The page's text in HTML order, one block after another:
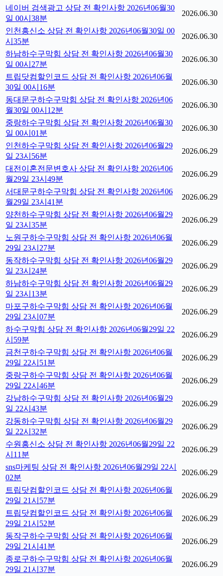
네이버 검색광고 상담 전 확인사항 2026년06월30
일 00시38분
2026.06.30
인천흥신소 상담 전 확인사항 2026년06월30일 00
시35분
2026.06.30
하남하수구막힘 상담 전 확인사항 2026년06월30
일 00시27분
2026.06.30
트립닷컴할인코드 상담 전 확인사항 2026년06월
30일 00시16분
2026.06.30
동대문구하수구막힘 상담 전 확인사항 2026년06
월30일 00시12분
2026.06.30
중랑하수구막힘 상담 전 확인사항 2026년06월30
일 00시01분
2026.06.30
인천하수구막힘 상담 전 확인사항 2026년06월29
일 23시56분
2026.06.29
대전이혼전문변호사 상담 전 확인사항 2026년06
월29일 23시49분
2026.06.29
서대문구하수구막힘 상담 전 확인사항 2026년06
월29일 23시41분
2026.06.29
양천하수구막힘 상담 전 확인사항 2026년06월29
일 23시35분
2026.06.29
노원구하수구막힘 상담 전 확인사항 2026년06월
29일 23시27분
2026.06.29
동작하수구막힘 상담 전 확인사항 2026년06월29
일 23시24분
2026.06.29
하남하수구막힘 상담 전 확인사항 2026년06월29
일 23시13분
2026.06.29
마포구하수구막힘 상담 전 확인사항 2026년06월
29일 23시07분
2026.06.29
하수구막힘 상담 전 확인사항 2026년06월29일 22
시59분
2026.06.29
금천구하수구막힘 상담 전 확인사항 2026년06월
29일 22시51분
2026.06.29
중랑구하수구막힘 상담 전 확인사항 2026년06월
29일 22시46분
2026.06.29
강남하수구막힘 상담 전 확인사항 2026년06월29
일 22시43분
2026.06.29
강동하수구막힘 상담 전 확인사항 2026년06월29
일 22시32분
2026.06.29
수원흥신소 상담 전 확인사항 2026년06월29일 22
시11분
2026.06.29
sns마케팅 상담 전 확인사항 2026년06월29일 22시
02분
2026.06.29
트립닷컴할인코드 상담 전 확인사항 2026년06월
29일 21시57분
2026.06.29
트립닷컴할인코드 상담 전 확인사항 2026년06월
29일 21시52분
2026.06.29
동작구하수구막힘 상담 전 확인사항 2026년06월
29일 21시41분
2026.06.29
종로구하수구막힘 상담 전 확인사항 2026년06월
29일 21시37분
2026.06.29